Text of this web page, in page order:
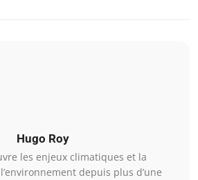
Hugo Roy
les enjeux climatiques et la
depuis plus d’une